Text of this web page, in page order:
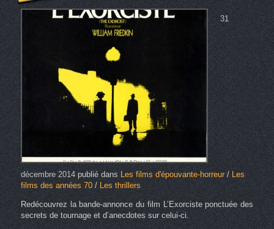
31
décembre 2014publié dans Les films d'épouvante-horreur/ Les
films des années 70/ Les thrillers
Redécouvrez la bande-annonce du film L’Exorciste ponctuée des
secrets de tournage et d’anecdotes sur celui-ci.